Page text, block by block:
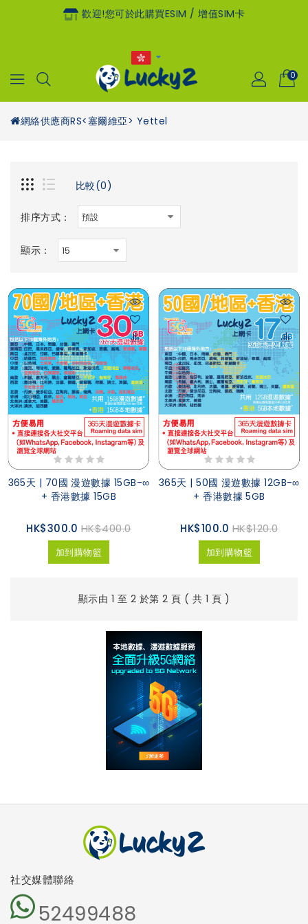
歡迎!您可於此購買eSIM / 增值SIM卡
0
網絡供應商RS<塞爾維亞> Yettel
比較(0)
排序方式：
顯示：
365天 | 70國 漫遊數據 15GB-∞
+ 香港數據 15GB
HK$300.0 HK$400.0
加到購物籃
365天 | 50國 漫遊數據 12GB-∞
+ 香港數據 5GB
HK$100.0 HK$120.0
加到購物籃
顯示由 1 至 2 於第 2 頁 ( 共 1 頁 )
社交媒體聯絡
52499488